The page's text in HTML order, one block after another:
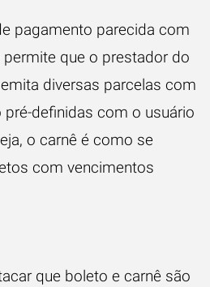
pagamento parecida com
que o prestador do
diversas parcelas com
definidas com o usuário
o carnê é como se
com vencimentos
que boleto e carnê são